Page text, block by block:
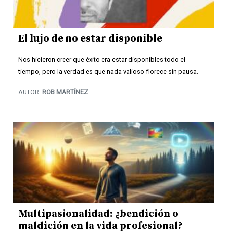
El lujo de no estar disponible
Nos hicieron creer que éxito era estar disponibles todo el
tiempo, pero la verdad es que nada valioso florece sin pausa.
AUTOR: ROB MARTÍNEZ
Multipasionalidad: ¿bendición o
maldición en la vida profesional?